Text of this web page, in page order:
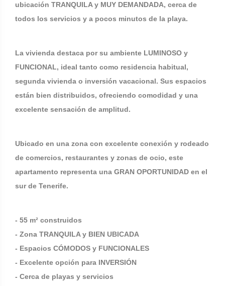
ubicación TRANQUILA y MUY DEMANDADA, cerca de
todos los servicios y a pocos minutos de la playa.
La vivienda destaca por su ambiente LUMINOSO y
FUNCIONAL, ideal tanto como residencia habitual,
segunda vivienda o inversión vacacional. Sus espacios
están bien distribuidos, ofreciendo comodidad y una
excelente sensación de amplitud.
Ubicado en una zona con excelente conexión y rodeado
de comercios, restaurantes y zonas de ocio, este
apartamento representa una GRAN OPORTUNIDAD en el
sur de Tenerife.
- 55 m² construidos
- Zona TRANQUILA y BIEN UBICADA
- Espacios CÓMODOS y FUNCIONALES
- Excelente opción para INVERSIÓN
- Cerca de playas y servicios